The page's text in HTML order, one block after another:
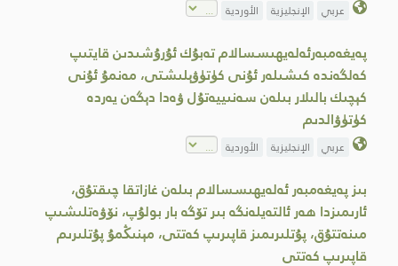
عربي الإنجليزية الأوردية
پەيغەمبەرئەلەيھىسسالام تەبۇك ئۇرۇشىدىن قايتىپ
كەلگەندە كىشىلەر ئۇنى كۈتۈۋېلىشتى، مەنمۇ ئۇنى
كېچىك بالىلار بىلەن سەنىييەتۇل ۋەدا دېگەن يەردە
كۈتۈۋالدىم
عربي الإنجليزية الأوردية
بىز پەيغەمبەر ئەلەيھىسسالام بىلەن غازاتقا چىقتۇق،
ئارىمىزدا ھەر ئالتەيلەنگە بىر تۆگە بار بولۇپ، نۆۋەتلىشىپ
مىنەتتۇق، پۇتلىرىمىز قاپىرىپ كەتتى، مېنىڭمۇ پۇتلىرىم
قاپىرىپ كەتتى